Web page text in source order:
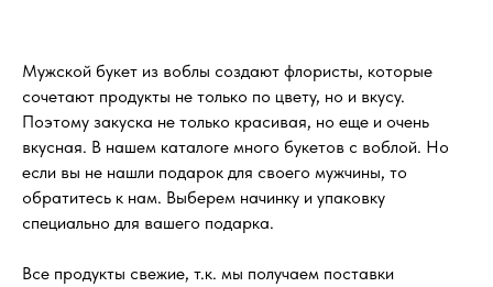
Мужской букет из воблы создают флористы, которые
сочетают продукты не только по цвету, но и вкусу.
Поэтому закуска не только красивая, но еще и очень
вкусная. В нашем каталоге много букетов с воблой. Но
если вы не нашли подарок для своего мужчины, то
обратитесь к нам. Выберем начинку и упаковку
специально для вашего подарка.
Все продукты свежие, т.к. мы получаем поставки